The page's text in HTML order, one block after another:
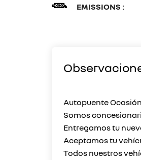
EMISSIONS :
Autopuente Ocasión
Somos
Entregamos tu
Aceptamos tu
Todos nuestros